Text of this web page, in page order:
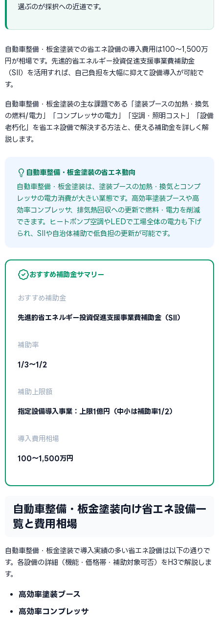
選ぶのが採択への近道です。
自動車整備・板金塗装での省エネ設備の導入費用は100〜1,500万
円が相場です。先進的省エネルギー投資促進支援事業費補助金
（SII）を活用すれば、自己負担を大幅に抑えて設備導入が可能で
す。
自動車整備・板金塗装の主な課題である「塗装ブースの加熱・換気
の燃料/電力」「コンプレッサの電力」「空調・照明コスト」「設備
老朽化」を省エネ設備で解決する方法と、使える補助金を詳しく解
説します。
自動車整備・板金塗装の省エネ動向
自動車整備・板金塗装は、塗装ブースの加熱・換気とコンプ
レッサの電力消費が大きい業態です。高効率塗装ブースや高
効率コンプレッサ、排気熱回収への更新で燃料・電力を削減
できます。ヒートポンプ空調やLEDで工場全体の電力も下げ
られ、SIIや自治体補助で低負担の更新が可能です。
おすすめ補助金サマリー
おすすめ補助金
先進的省エネルギー投資促進支援事業費補助金（SII）
補助率
1/3〜1/2
補助上限額
指定設備導入事業：上限1億円（中小は補助率1/2）
導入費用相場
100〜1,500万円
自動車整備・板金塗装向け省エネ設備一
覧と費用相場
自動車整備・板金塗装で導入実績の多い省エネ設備は以下の通りで
す。各設備の詳細（機能・価格帯・補助対象可否）をH3で解説しま
す。
高効率塗装ブース
高効率コンプレッサ